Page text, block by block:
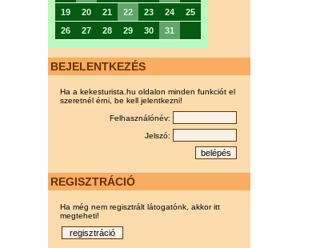
19
20 21 22 23 24
25
26
27 28 29 30 31
BEJELENTKEZÉS
Ha a kekesturista.hu oldalon minden funkciót el
szeretnél érni, be kell jelentkezni!
Felhasználónév:
Jelszó:
REGISZTRÁCIÓ
Ha még nem regisztrált látogatónk, akkor itt
megteheti!